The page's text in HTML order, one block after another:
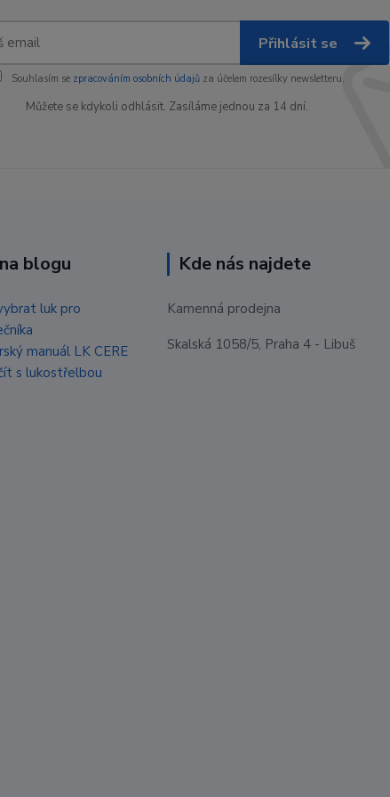
Přihlásit se
Souhlasím se zpracováním osobních údajůza účelem rozesílky newsletteru.
Můžete se kdykoli odhlásit. Zasíláme jednou za 14 dní.
blogu
luk pro
manuál LK CERE
s lukostřelbou
Kde nás najdete
Kamenná prodejna
Skalská 1058/5, Praha 4 - Libuš